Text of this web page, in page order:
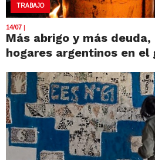
TRABAJO
14/07 |
Más abrigo y más
hogares argentinos en el